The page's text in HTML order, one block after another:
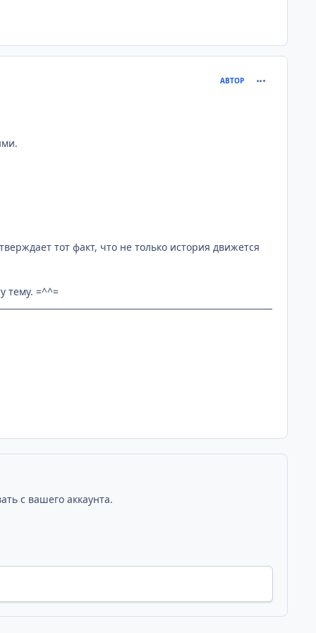
АВТОР
тот факт, что не только история движется
тему. =^^=
с вашего аккаунта.